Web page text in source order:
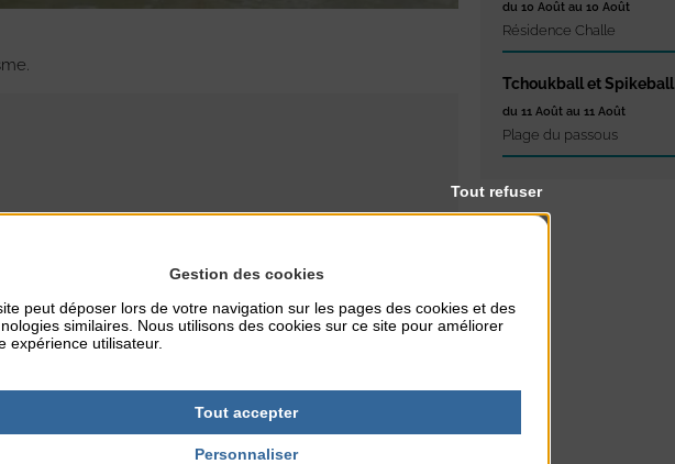
20€
du 10 Août au 10 Août
Résidence Challe
Tchoukball et Spikeball
du 11 Août au 11 Août
Plage du passous
Gestion des cookies
peut déposer lors de votre navigation sur les pages des cookies et des
similaires. Nous utilisons des cookies sur ce site pour améliorer
expérience utilisateur.
Tout accepter
Tout refuser
Personnaliser